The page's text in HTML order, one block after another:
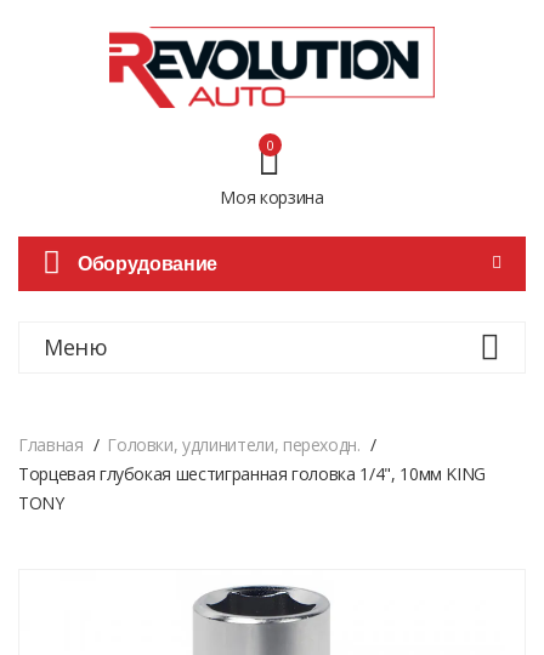
Моя корзина
0
Оборудование
Меню
Главная
Головки, удлинители, переходн.
Торцевая глубокая шестигранная головка 1/4", 10мм KING
TONY